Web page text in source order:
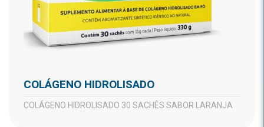
COLÁGENO HIDROLISADO
COLÁGENO HIDROLISADO 30 SACHÊS SABOR LARANJA